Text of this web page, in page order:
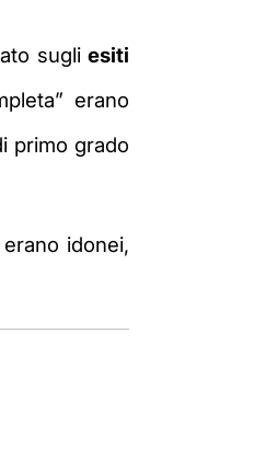
sugli esiti
erano
primo grado
idonei,